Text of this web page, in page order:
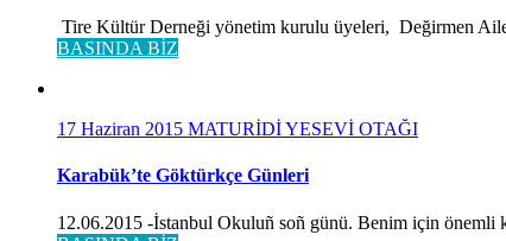
Tire Kültür Derneği yönetim kurulu üyeleri, Değirmen
BASINDA BİZ
17 Haziran 2015 MATURİDİ YESEVİ OTAĞI
Karabük’te Göktürkçe Günleri
12.06.2015 -İstanbul Okuluñ soñ günü. Benim için önemli